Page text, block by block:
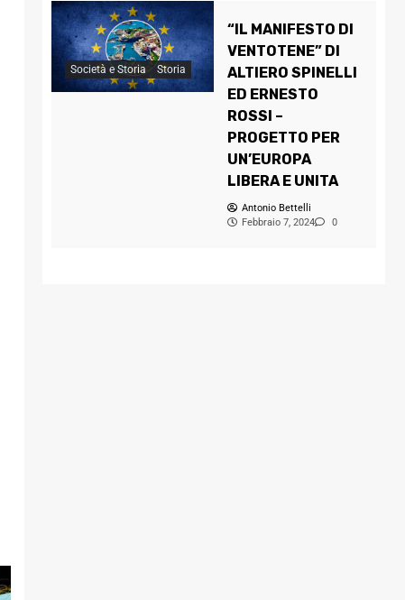
Società e Storia Storia
“IL MANIFESTO DI
VENTOTENE” DI
ALTIERO SPINELLI
ED ERNESTO
ROSSI –
PROGETTO PER
UN’EUROPA
LIBERA E UNITA
Antonio Bettelli
Febbraio 7, 2024
0